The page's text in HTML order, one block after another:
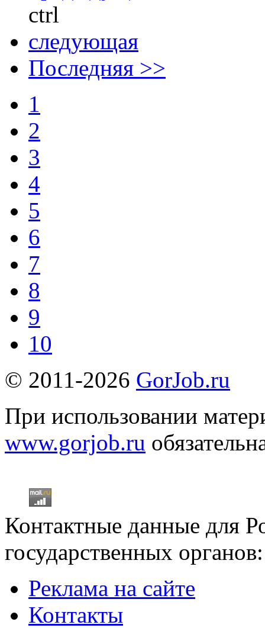
ctrl
следующая
Последняя >>
1
2
3
4
5
6
7
8
9
10
© 2011-2026 GorJob.ru
При использовании
www.gorjob.ru
Контактные данные для
государственных
Реклама на сайте
Контакты